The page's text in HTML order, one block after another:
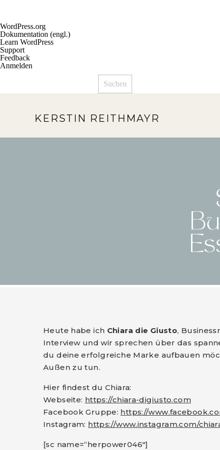
Über
WordPress
WordPress.org
Dokumentation (engl.)
Learn WordPress
Support
Feedback
Anmelden
Suchen
KERSTIN REITHMAYR
Heute habe ich Chiara die Giusto,
Interview und wir sprechen über das
du deine erfolgreiche Marke aufbauen
Außen zu tun.
Hier findest du Chiara:
Webseite: https://chiara-digiusto.com
Facebook Gruppe: https://
Instagram: https://www.instagram.com/
[sc name=“herpower046″]